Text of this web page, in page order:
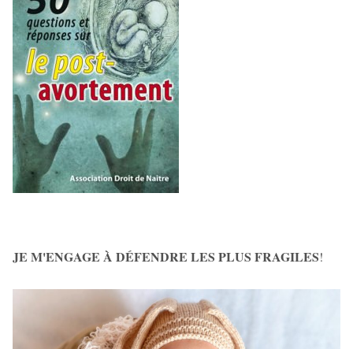
JE M'ENGAGE À DÉFENDRE LES PLUS FRAGILES!